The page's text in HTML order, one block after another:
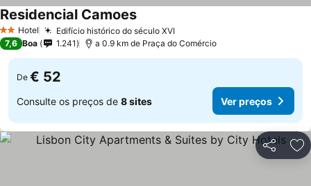
2 Estrelas
Hotel Edifício histórico do século XVI
Residencial Camoes
7,6 Boa 1.241 a 0.9 km de Praça do Comércio
De € 52
Consulte os preços de 8 sites Ver preços
Partilhar